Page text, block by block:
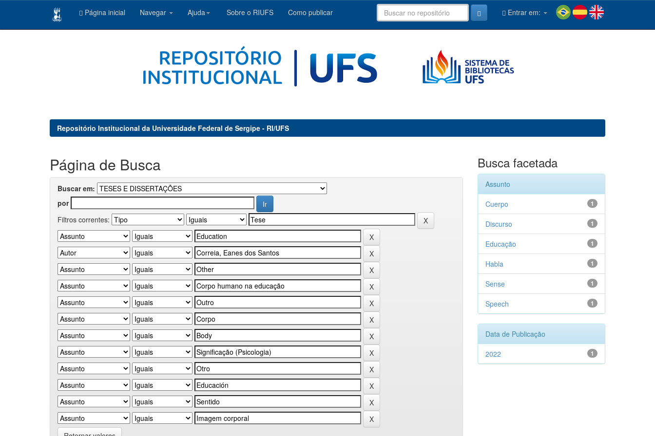
Página inicial Navegar Ajuda Sobre o RIUFS Como publicar Entrar em:
Repositório Institucional da Universidade Federal de Sergipe - RI/UFS
Página de Busca
Buscar em:
por
Filtros correntes:
Busca facetada
Assunto
1
Cuerpo
1
Discurso
1
Educação
1
Habla
1
Sense
1
Speech
Data de Publicação
1
2022